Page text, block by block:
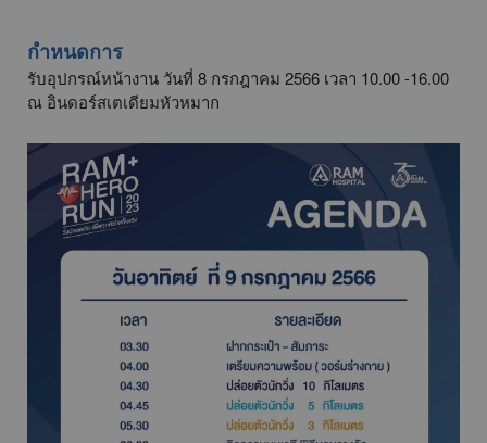
กำหนดการ
รับอุปกรณ์หน้างาน วันที่ 8 กรกฎาคม 2566 เวลา 10.00 -16.00
ณ อินดอร์สเตเดียมหัวหมาก